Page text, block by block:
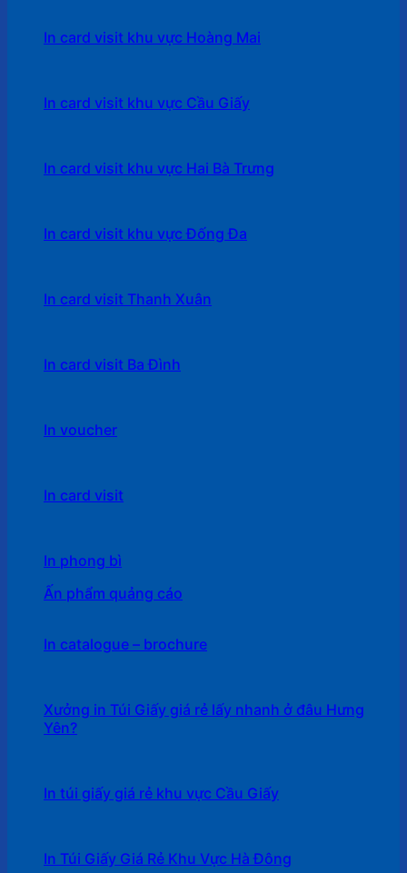
In card visit khu vực Hoàng Mai
In card visit khu vực Cầu Giấy
In card visit khu vực Hai Bà Trưng
In card visit khu vực Đống Đa
In card visit Thanh Xuân
In card visit Ba Đình
In voucher
In card visit
In phong bì
Ấn phẩm quảng cáo
In catalogue – brochure
Xưởng in Túi Giấy giá rẻ lấy nhanh ở đâu Hưng
Yên?
In túi giấy giá rẻ khu vực Cầu Giấy
In Túi Giấy Giá Rẻ Khu Vực Hà Đông